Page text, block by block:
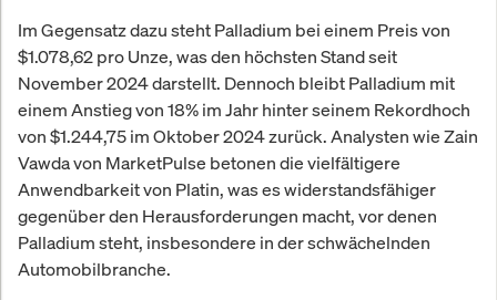
Im Gegensatz dazu steht Palladium bei einem Preis von
$1.078,62 pro Unze, was den höchsten Stand seit
November 2024 darstellt. Dennoch bleibt Palladium mit
einem Anstieg von 18% im Jahr hinter seinem Rekordhoch
von $1.244,75 im Oktober 2024 zurück. Analysten wie Zain
Vawda von MarketPulse betonen die vielfältigere
Anwendbarkeit von Platin, was es widerstandsfähiger
gegenüber den Herausforderungen macht, vor denen
Palladium steht, insbesondere in der schwächelnden
Automobilbranche.